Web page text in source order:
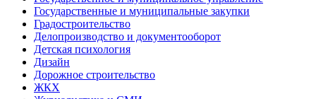
Государственные и муниципальные закупки
Градостроительство
Делопроизводство и документооборот
Детская психология
Дизайн
Дорожное строительство
ЖКХ